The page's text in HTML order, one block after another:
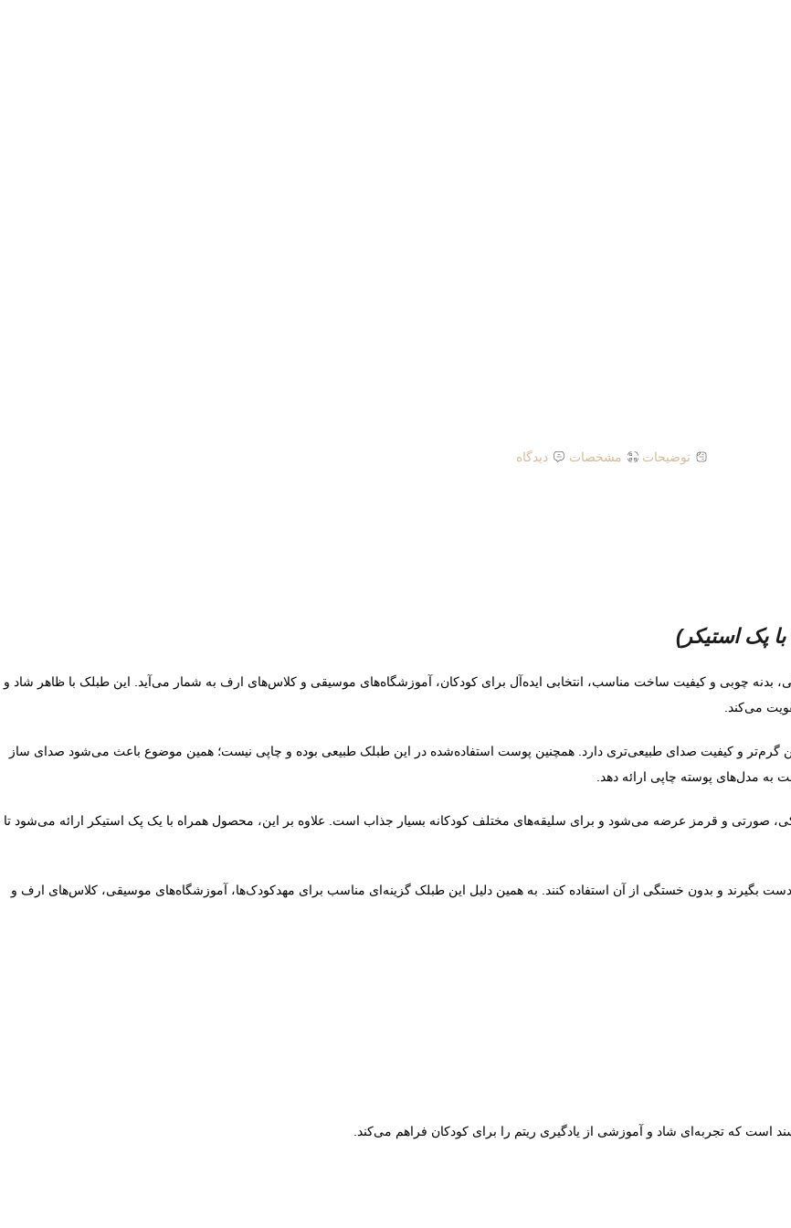
توضیحات مشخصات دیدگاه
پک استیکر)
چوبی و کیفیت ساخت مناسب، انتخابی ایده‌آل برای کودکان، آموزشگاه‌های موسیقی و کلاس‌های ارف به شمار می‌آید. این طبلک با ظاهر شاد و
می‌کند.
گرم‌تر و کیفیت صدای طبیعی‌تری دارد. همچنین پوست استفاده‌شده در این طبلک طبیعی بوده و چاپی نیست؛ همین موضوع باعث می‌شود صدای ساز
به مدل‌های پوسته چاپی ارائه دهد.
صورتی و قرمز عرضه می‌شود و برای سلیقه‌های مختلف کودکانه بسیار جذاب است. علاوه بر این، محصول همراه با یک پک استیکر ارائه می‌شود تا
و بدون خستگی از آن استفاده کنند. به همین دلیل این طبلک گزینه‌ای مناسب برای مهدکودک‌ها، آموزشگاه‌های موسیقی، کلاس‌های ارف و
که تجربه‌ای شاد و آموزشی از یادگیری ریتم را برای کودکان فراهم می‌کند.